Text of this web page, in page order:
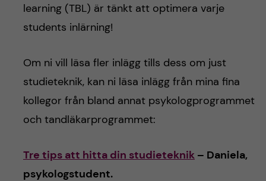
learning (TBL) är tänkt att optimera varje
students inlärning!
Om ni vill läsa fler inlägg tills dess om just
studieteknik, kan ni läsa inlägg från mina fina
kollegor från bland annat psykologprogrammet
och tandläkarprogrammet:
Tre tips att hitta din studieteknik– Daniela,
psykologstudent.